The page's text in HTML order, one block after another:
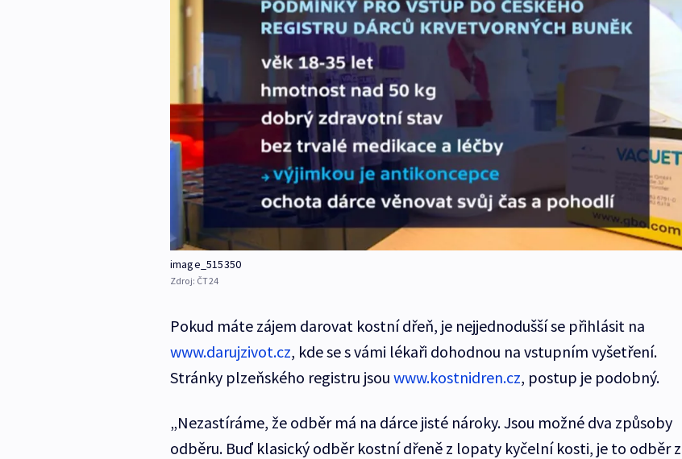
image_515350
Zdroj: ČT24
Pokud máte zájem darovat kostní dřeň, je nejjednodušší se přihlásit na
www.darujzivot.cz, kde se s vámi lékaři dohodnou na vstupním vyšetření.
Stránky plzeňského registru jsou www.kostnidren.cz, postup je podobný.
„Nezastíráme, že odběr má na dárce jisté nároky. Jsou možné dva způsoby
odběru. Buď klasický odběr kostní dřeně z lopaty kyčelní kosti, je to odběr z